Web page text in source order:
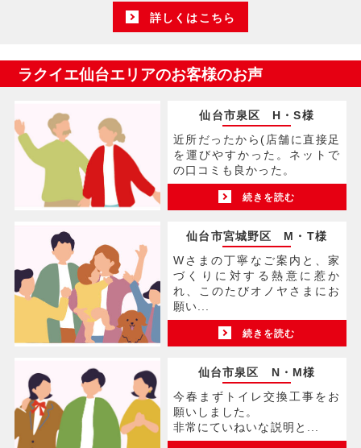
詳しくはこちら
ラクイエ仙台エリアのお客様のお声
仙台市泉区 H・S様
近所だったから(店舗に直接足
を運びやすかった。ネットで
の口コミも良かった。
続きを読む
仙台市宮城野区 M・T様
Wさまの丁寧なご案内と、家
づくりに対する熱意に惹か
れ、このたびオノヤさまにお
願い...
続きを読む
仙台市泉区 N・M様
今春まずトイレ交換工事をお
願いしました。
非常にていねいな説明と...